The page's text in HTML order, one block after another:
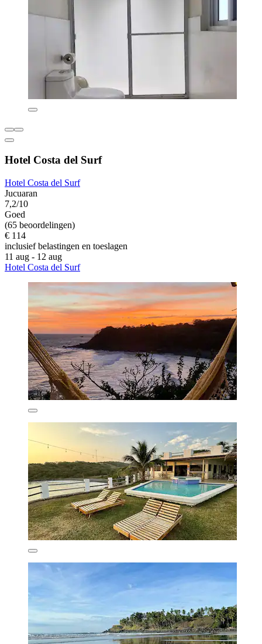
Hotel Costa del Surf
Hotel Costa del Surf
Jucuaran
7,2/10
Goed
(65 beoordelingen)
€ 114
inclusief belastingen en toeslagen
11 aug - 12 aug
Hotel Costa del Surf